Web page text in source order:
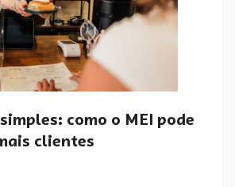
como o MEI pode
clientes